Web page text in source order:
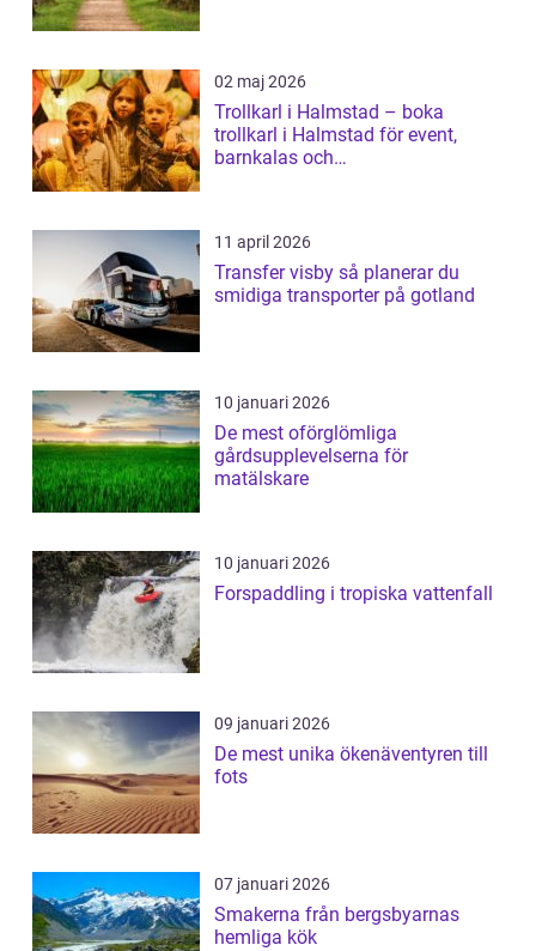
02 maj 2026
Trollkarl i Halmstad – boka
trollkarl i Halmstad för event,
barnkalas och
11 april 2026
Transfer visby så planerar du
smidiga transporter på gotland
10 januari 2026
De mest oförglömliga
gårdsupplevelserna för
matälskare
10 januari 2026
Forspaddling i tropiska vattenfall
09 januari 2026
De mest unika ökenäventyren till
fots
07 januari 2026
Smakerna från bergsbyarnas
hemliga kök